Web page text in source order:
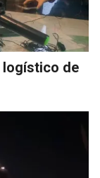
logístico de